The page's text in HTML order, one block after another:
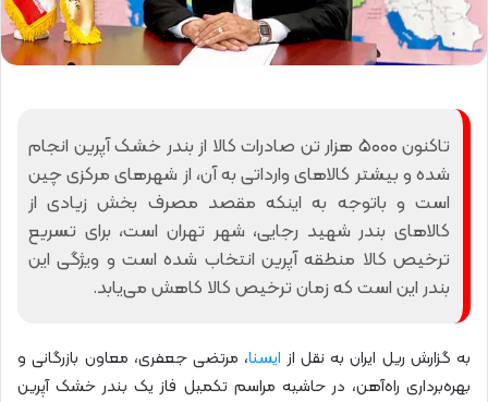
تاکنون ۵۰۰۰ هزار تن صادرات کالا از بندر خشک آپرین انجام
شده و بیشتر کالاهای وارداتی به آن، از شهرهای مرکزی چین
است و باتوجه به اینکه مقصد مصرف بخش زیادی از
کالاهای بندر شهید رجایی، شهر تهران است، برای تسریع
ترخیص کالا منطقه آپرین انتخاب شده است و ویژگی این
بندر این است که زمان ترخیص کالا کاهش می‌یابد.
به گزارش ریل ایران به نقل از ایسنا، مرتضی جعفری، معاون بازرگانی و
بهره‌برداری راه‌آهن، در حاشیه مراسم تکمیل فاز یک بندر خشک آپرین